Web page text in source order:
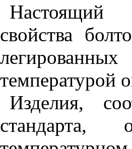
Настоящий
свойства
легированных
температурой
Изделия,
стандарта,